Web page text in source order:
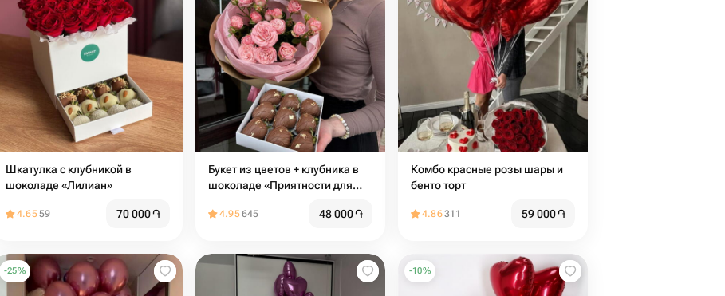
Шкатулка с клубникой в
шоколаде «Лилиан»
4.6559 70 000֏
Букет из цветов + клубника в
шоколаде «Приятности для
4.95645 48 000֏
Комбо красные розы шары и
бенто торт
4.86311 59 000֏
-25% -10%